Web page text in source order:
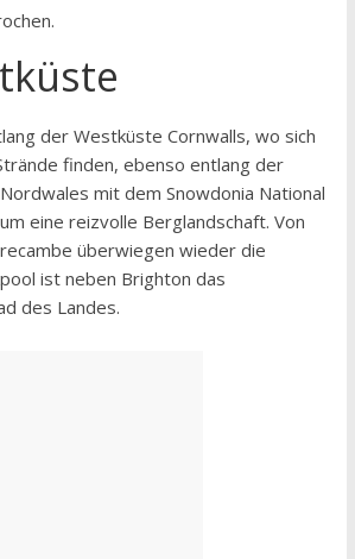
der Westküste Cornwalls, wo sich
finden, ebenso entlang der
mit dem Snowdonia National
eine reizvolle Berglandschaft. Von
überwiegen wieder die
ist neben Brighton das
des Landes.